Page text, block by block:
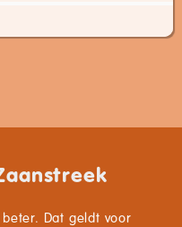
Dat geldt voor